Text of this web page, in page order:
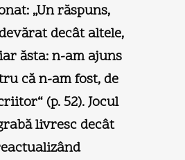
„Un răspuns,
decât altele,
ăsta: n-am ajuns
că n-am fost, de
(p. 52). Jocul
livresc decât